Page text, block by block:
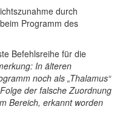
durch
Programm des
Befehlsreihe für die
In älteren
noch als „Thalamus“
der falsche Zuordnung
Bereich, erkannt worden